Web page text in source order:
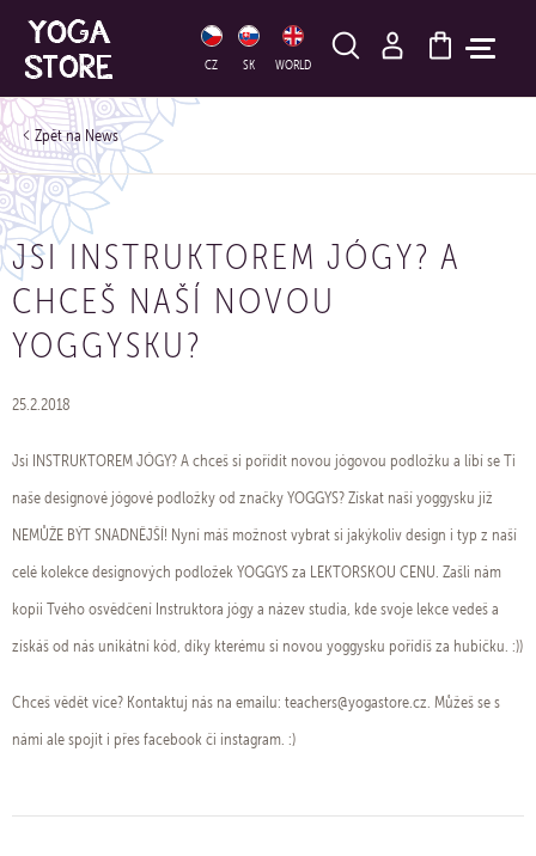
CZ SK WORLD
HLEDAT
News
JSI INSTRUKTOREM JÓGY? A
CHCEŠ NAŠÍ NOVOU
YOGGYSKU?
25.2.2018
Jsi INSTRUKTOREM JÓGY? A chceš si pořídit novou jógovou podložku a líbí se Ti
naše designové jógové podložky od značky YOGGYS? Získat naší yoggysku již
NEMŮŽE BÝT SNADNĚJŠÍ! Nyní máš možnost vybrat si jakýkoliv design i typ z naší
celé kolekce designových podložek YOGGYS za LEKTORSKOU CENU. Zašli nám
kopii Tvého osvědčení Instruktora jógy a název studia, kde svoje lekce vedeš a
získáš od nás unikátní kód, díky kterému si novou yoggysku pořídíš za hubičku. :))
Chceš vědět více? Kontaktuj nás na emailu: teachers@yogastore.cz. Můžeš se s
námi ale spojit i přes facebook či instagram. :)